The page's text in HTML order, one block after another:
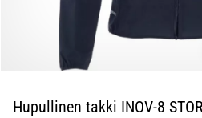
Käytännössä
Hupullinen takki INOV-8